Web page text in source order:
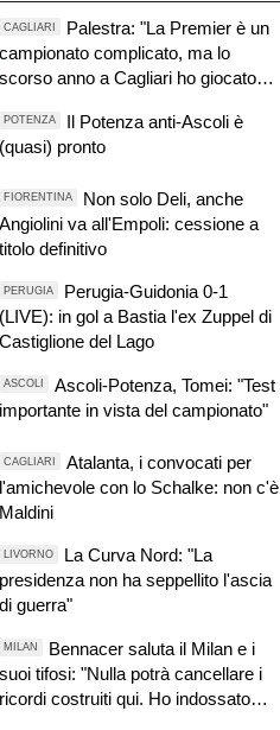
CAGLIARI
Palestra: "La Premier è un
campionato complicato, ma lo
scorso anno a Cagliari ho giocato
fiducioso"
POTENZA
Il Potenza anti-Ascoli è
(quasi) pronto
FIORENTINA
Non solo Deli, anche
Angiolini va all'Empoli: cessione a
titolo definitivo
PERUGIA
Perugia-Guidonia 0-1
(LIVE): in gol a Bastia l'ex Zuppel di
Castiglione del Lago
ASCOLI
Ascoli-Potenza, Tomei: "Test
importante in vista del campionato"
CAGLIARI
Atalanta, i convocati per
l'amichevole con lo Schalke: non c'è
Maldini
LIVORNO
La Curva Nord: "La
presidenza non ha seppellito l'ascia
di guerra"
MILAN
Bennacer saluta il Milan e i
suoi tifosi: "Nulla potrà cancellare i
ricordi costruiti qui. Ho indossato